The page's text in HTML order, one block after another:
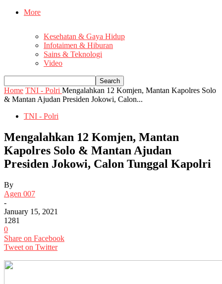
More
Kesehatan & Gaya Hidup
Infotaimen & Hiburan
Sains & Teknologi
Video
Home TNI - Polri Mengalahkan 12 Komjen, Mantan Kapolres Solo
& Mantan Ajudan Presiden Jokowi, Calon...
TNI - Polri
Mengalahkan 12 Komjen, Mantan
Kapolres Solo & Mantan Ajudan
Presiden Jokowi, Calon Tunggal Kapolri
By
Agen 007
-
January 15, 2021
1281
0
Share on Facebook
Tweet on Twitter